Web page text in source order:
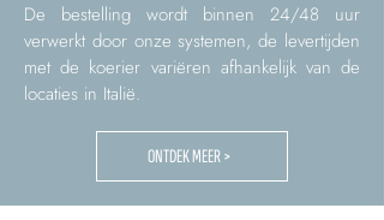
De bestelling wordt binnen 24/48 uur
verwerkt door onze systemen, de levertijden
met de koerier variëren afhankelijk van de
locaties in Italië.
ONTDEK MEER >